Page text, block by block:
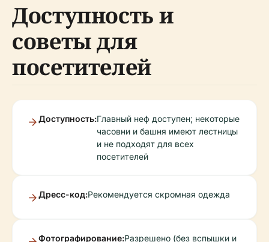
Доступность и
советы для
посетителей
Доступность:Главный неф доступен; некоторые
часовни и башня имеют лестницы
и не подходят для всех
посетителей
Дресс-код:Рекомендуется скромная одежда
Фотографирование:Разрешено (без вспышки и